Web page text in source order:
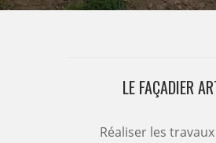
LE FAÇADIER
Réaliser les